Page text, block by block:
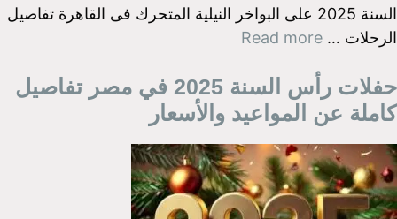
السنة 2025 على البواخر النيلية المتحرك فى القاهرة تفاصيل
الرحلات … Read more
حفلات رأس السنة 2025 في مصر تفاصيل
كاملة عن المواعيد والأسعار